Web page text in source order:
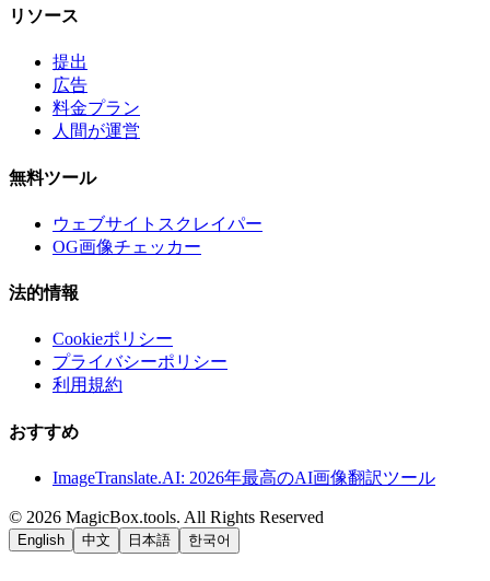
リソース
提出
広告
料金プラン
人間が運営
無料ツール
ウェブサイトスクレイパー
OG画像チェッカー
法的情報
Cookieポリシー
プライバシーポリシー
利用規約
おすすめ
ImageTranslate.AI: 2026年最高のAI画像翻訳ツール
© 2026 MagicBox.tools. All Rights Reserved
English 中文 日本語 한국어